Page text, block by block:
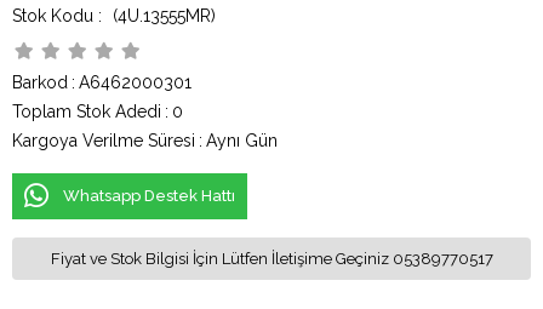
(4U.13555MR)
Barkod : A6462000301
Toplam Stok Adedi : 0
Kargoya Verilme Süresi : Aynı Gün
Whatsapp Destek Hattı
Fiyat ve Stok Bilgisi İçin Lütfen İletişime Geçiniz 05389770517